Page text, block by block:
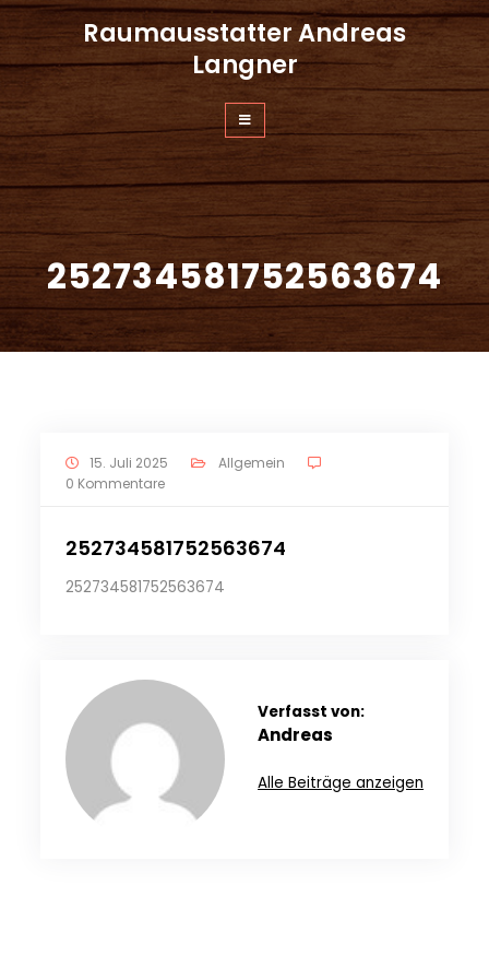
Zum
Inhalt
springen
Raumausstatter Andreas
Langner
252734581752563674
15. Juli 2025
Allgemein
0 Kommentare
252734581752563674
252734581752563674
Verfasst von:
Andreas
Alle Beiträge anzeigen